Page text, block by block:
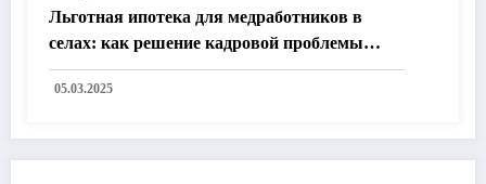
Льготная ипотека для медработников в
селах: как решение кадровой проблемы
улучшит жизнь в России
05.03.2025